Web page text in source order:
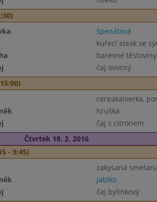
špenátová
kuřecí steak se
barevné těstoviny
čaj ovocný
cereakaiserka,
hruška
čaj s citronem
Čtvrtek 18. 2. 2016
- 9:45)
zakysaná
jablko
čaj bylinkový